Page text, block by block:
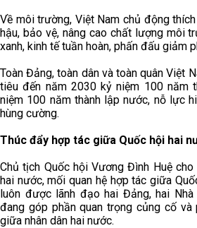
Về môi trường, Việt Nam chủ động
hậu, bảo vệ, nâng cao chất lượng môi
xanh, kinh tế tuần hoàn, phấn đấu giảm
Toàn Đảng, toàn dân và toàn quân Việt
tiêu đến năm 2030 kỷ niệm 100 năm
niệm 100 năm thành lập nước, nỗ lực
hùng cường.
Thúc đẩy hợp tác giữa Quốc hội hai
Chủ tịch Quốc hội Vương Đình Huệ
hai nước, mối quan hệ hợp tác giữa
luôn được lãnh đạo hai Đảng, hai
đang góp phần quan trọng củng cố và
giữa nhân dân hai nước.